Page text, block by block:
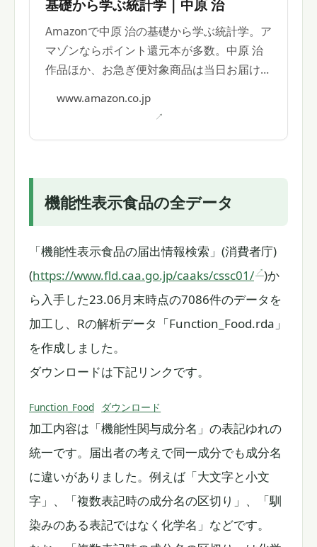
基礎から学ぶ統計学 | 中原 治
Amazonで中原 治の基礎から学ぶ統計学。ア
マゾンならポイント還元本が多数。中原 治
作品ほか、お急ぎ便対象商品は当日お届けも
送商品なら通常配送無料。
www.amazon.co.jp
機能性表示食品の全データ
「機能性表示食品の届出情報検索」(消費者庁)
(https://www.fld.caa.go.jp/caaks/cssc01/
)か
ら入手した23.06月末時点の7086件のデータを
加工し、Rの解析データ「Function_Food.rda」
を作成しました。
ダウンロードは下記リンクです。
Function_Food ダウンロード
加工内容は「機能性関与成分名」の表記ゆれの
統一です。届出者の考えで同一成分でも成分名
に違いがありました。例えば「大文字と小文
字」、「複数表記時の成分名の区切り」、「馴
染みのある表記ではなく化学名」などです。